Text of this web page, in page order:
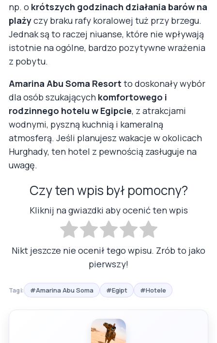
np. o krótszych godzinach działania barów na
plażyczy braku rafy koralowej tuż przy brzegu.
Jednak są to raczej niuanse, które nie wpływają
istotnie na ogólne, bardzo pozytywne wrażenia
z pobytu.
Amarina Abu Soma Resort to doskonały wybór
dla osób szukających komfortowego i
rodzinnego hotelu w Egipcie, z atrakcjami
wodnymi, pyszną kuchnią i kameralną
atmosferą. Jeśli planujesz wakacje w okolicach
Hurghady, ten hotel z pewnością zasługuje na
uwagę.
Czy ten wpis był pomocny?
Kliknij na gwiazdki aby ocenić ten wpis
Nikt jeszcze nie ocenił tego wpisu. Zrób to jako
pierwszy!
Tagi: #Amarina Abu Soma #Egipt #Hotele